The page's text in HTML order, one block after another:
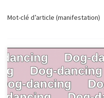
Mot-clé d’article (manifestation)